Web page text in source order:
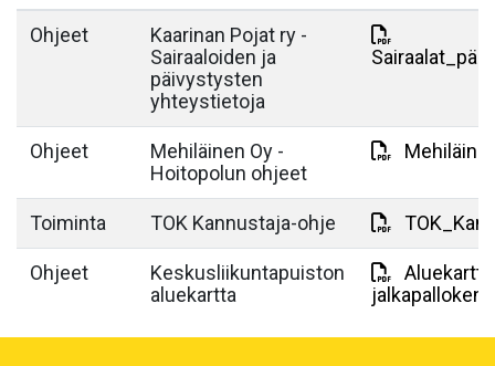
Ohjeet
Kaarinan Pojat ry -
Sairaaloiden ja
päivystysten
yhteystietoja
Ohjeet
Mehiläinen Oy -
Hoitopolun ohjeet
Toiminta TOK Kannustaja-ohje
Ohjeet
Keskusliikuntapuiston
aluekartta